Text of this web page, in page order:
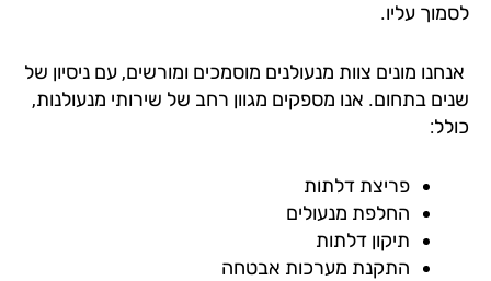
עליו.
מונים צוות מנעולנים מוסמכים ומורשים, עם ניסיון של
בתחום. אנו מספקים מגוון רחב של שירותי מנעולנות,
פריצת דלתות
החלפת מנעולים
תיקון דלתות
התקנת מערכות אבטחה